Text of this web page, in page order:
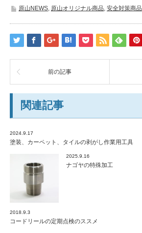
原山NEWS 原山オリジナル商品 安全対策商品
前の記事
関連記事
2024.9.17
塗装、カーペット、タイルの剥がし作業用工具
2025.9.16
ナゴヤの特殊加工
2018.9.3
コードリールの定期点検のススメ